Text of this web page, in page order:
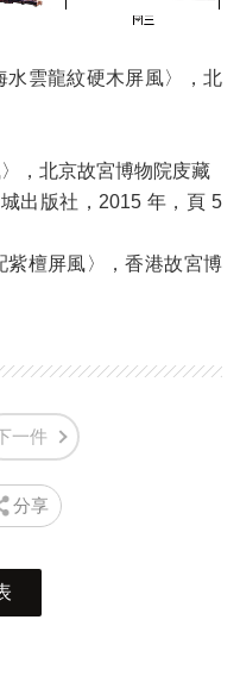
雲龍紋硬木屏風〉，北
，北京故宮博物院庋藏
出版社，2015 年，頁 5
檀屏風〉，香港故宮博
一件
分享